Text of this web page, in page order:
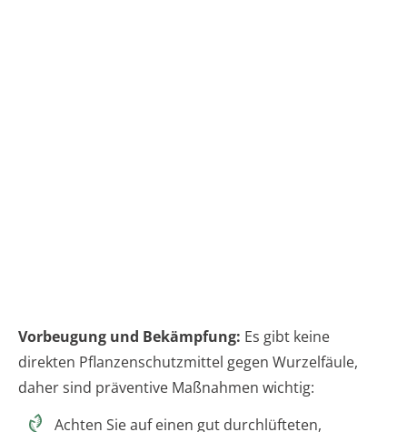
Vorbeugung und Bekämpfung: Es gibt keine
direkten Pflanzenschutzmittel gegen Wurzelfäule,
daher sind präventive Maßnahmen wichtig:
Achten Sie auf einen gut durchlüfteten,